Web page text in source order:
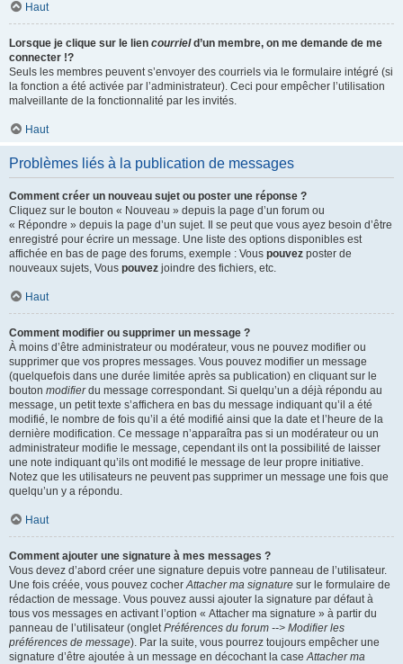
Haut
Lorsque je clique sur le lien courrield’un membre, on me demande de me
connecter !?
Seuls les membres peuvent s’envoyer des courriels via le formulaire intégré (si
la fonction a été activée par l’administrateur). Ceci pour empêcher l’utilisation
malveillante de la fonctionnalité par les invités.
Haut
Problèmes liés à la publication de messages
Comment créer un nouveau sujet ou poster une réponse ?
Cliquez sur le bouton « Nouveau » depuis la page d’un forum ou
« Répondre » depuis la page d’un sujet. Il se peut que vous ayez besoin d’être
enregistré pour écrire un message. Une liste des options disponibles est
affichée en bas de page des forums, exemple : Vous pouvez poster de
nouveaux sujets, Vous pouvez joindre des fichiers, etc.
Haut
Comment modifier ou supprimer un message ?
À moins d’être administrateur ou modérateur, vous ne pouvez modifier ou
supprimer que vos propres messages. Vous pouvez modifier un message
(quelquefois dans une durée limitée après sa publication) en cliquant sur le
bouton modifierdu message correspondant. Si quelqu’un a déjà répondu au
message, un petit texte s’affichera en bas du message indiquant qu’il a été
modifié, le nombre de fois qu’il a été modifié ainsi que la date et l’heure de la
dernière modification. Ce message n’apparaîtra pas si un modérateur ou un
administrateur modifie le message, cependant ils ont la possibilité de laisser
une note indiquant qu’ils ont modifié le message de leur propre initiative.
Notez que les utilisateurs ne peuvent pas supprimer un message une fois que
quelqu’un y a répondu.
Haut
Comment ajouter une signature à mes messages ?
Vous devez d’abord créer une signature depuis votre panneau de l’utilisateur.
Une fois créée, vous pouvez cocherAttacher ma signature sur le formulaire de
rédaction de message. Vous pouvez aussi ajouter la signature par défaut à
tous vos messages en activant l’option « Attacher ma signature » à partir du
panneau de l’utilisateur (ongletPréférences du forum --> Modifier les
préférences de message). Par la suite, vous pourrez toujours empêcher une
signature d’être ajoutée à un message en décochant la caseAttacher ma